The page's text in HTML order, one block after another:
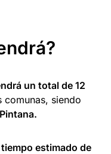
un total de 12
comunas, siendo
tiempo estimado de